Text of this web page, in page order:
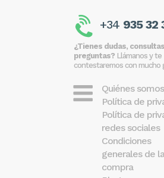
+34 935 32
¿Tienes dudas,
preguntas? Llámanos y te
contestaremos con mucho
Quiénes somos
Política de
Política de
redes sociales
Condiciones
generales de la
compra